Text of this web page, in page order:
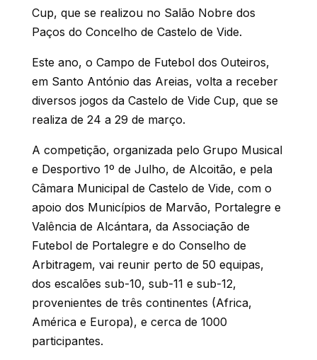
Cup, que se realizou no Salão Nobre dos
Paços do Concelho de Castelo de Vide.
Este ano, o Campo de Futebol dos Outeiros,
em Santo António das Areias, volta a receber
diversos jogos da Castelo de Vide Cup, que se
realiza de 24 a 29 de março.
A competição, organizada pelo Grupo Musical
e Desportivo 1º de Julho, de Alcoitão, e pela
Câmara Municipal de Castelo de Vide, com o
apoio dos Municípios de Marvão, Portalegre e
Valência de Alcántara, da Associação de
Futebol de Portalegre e do Conselho de
Arbitragem, vai reunir perto de 50 equipas,
dos escalões sub-10, sub-11 e sub-12,
provenientes de três continentes (Africa,
América e Europa), e cerca de 1000
participantes.